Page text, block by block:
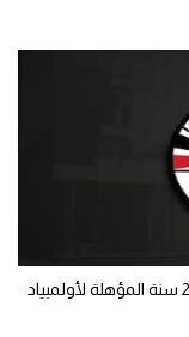
مصر تتقدم بطلب لاستضافة أمم إفريقيا تحت 23 سنة المؤهلة لأولمبياد